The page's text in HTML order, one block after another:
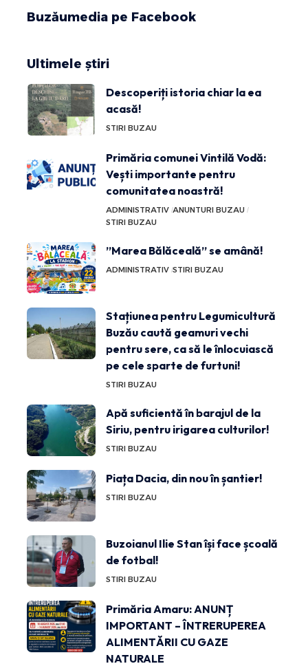
Buzăumedia pe Facebook
Ultimele știri
Descoperiți istoria chiar la ea
acasă!
STIRI BUZAU
Primăria comunei Vintilă Vodă:
Vești importante pentru
comunitatea noastră!
ADMINISTRATIV ANUNTURI BUZAU
STIRI BUZAU
”Marea Bălăceală” se amână!
ADMINISTRATIV STIRI BUZAU
Stațiunea pentru Legumicultură
Buzău caută geamuri vechi
pentru sere, ca să le înlocuiască
pe cele sparte de furtuni!
STIRI BUZAU
Apă suficientă în barajul de la
Siriu, pentru irigarea culturilor!
STIRI BUZAU
Piața Dacia, din nou în șantier!
STIRI BUZAU
Buzoianul Ilie Stan își face școală
de fotbal!
STIRI BUZAU
Primăria Amaru: ANUNȚ
IMPORTANT – ÎNTRERUPEREA
ALIMENTĂRII CU GAZE
NATURALE